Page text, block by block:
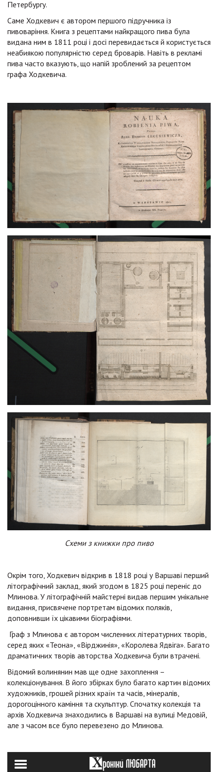
Петербургу.
Саме Ходкевич є автором першого підручника із
пивоваріння. Книга з рецептами найкращого пива була
видана ним в 1811 році і досі перевидається й користується
неабиякою популярністю серед броварів. Навіть в рекламі
пива часто вказують, що напій зроблений за рецептом
графа Ходкевича.
Схеми з книжки про пиво
Окрім того, Ходкевич відкрив в 1818 році у Варшаві перший
літографічний заклад, який згодом в 1825 році переніс до
Млинова. У літографічній майстерні видав першим унікальне
видання, присвячене портретам відомих поляків,
доповнивши їх цікавими біографіями.
Граф з Млинова є автором численних літературних творів,
серед яких «Теона», «Вірджинія», «Королева Ядвіга». Багато
драматичних творів авторства Ходкевича були втрачені.
Відомий волинянин мав ще одне захоплення –
колекціонування. В його збірках було багато картин відомих
художників, грошей різних країн та часів, мінералів,
дорогоцінного каміння та скульптур. Спочатку колекція та
архів Ходкевича знаходились в Варшаві на вулиці Медовій,
але з часом все було перевезено до Млинова.